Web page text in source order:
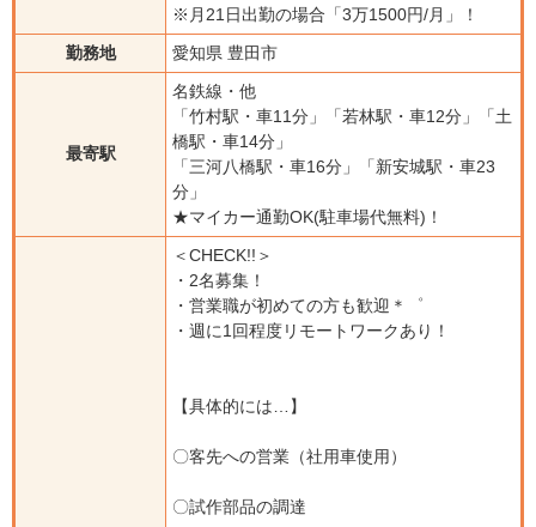
※月21日出勤の場合「3万1500円/月」！
勤務地
愛知県 豊田市
最寄駅
名鉄線・他
「竹村駅・車11分」「若林駅・車12分」「土
橋駅・車14分」
「三河八橋駅・車16分」「新安城駅・車23
分」
★マイカー通勤OK(駐車場代無料)！
＜CHECK!!＞
・2名募集！
・営業職が初めての方も歓迎＊゜
・週に1回程度リモートワークあり！
【具体的には…】
〇客先への営業（社用車使用）
〇試作部品の調達